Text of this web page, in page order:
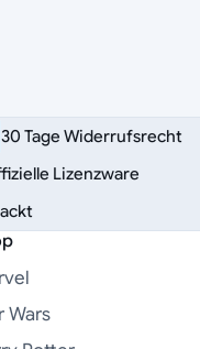
30 Tage Widerrufsrecht
Lizenzware
Wars